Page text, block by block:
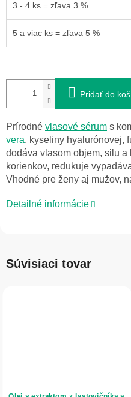
3 - 4 ks = zľava 3 %
5 a viac ks = zľava 5 %
Pridať do
Prírodné vlasové sérum s
vera, kyseliny hyalurónovej,
dodáva vlasom objem, silu
korienkov, redukuje
Vhodné pre ženy aj mužov,
Detailné informácie
Súvisiaci tovar